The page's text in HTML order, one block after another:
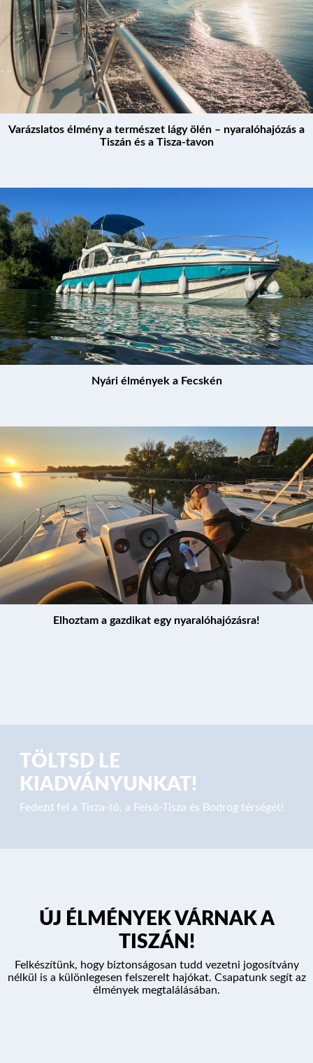
NYARALÓHAJÓZÁS
ÚTVONALAK
KÉRDÉSEK
PROGRAM
Varázslatos élmény a természet lágy ölén – nyaralóhajózás a
Tiszán és a Tisza-tavon
Nyári élmények a Fecskén
Elhoztam a gazdikat egy nyaralóhajózásra!
TÖLTSD LE
KIADVÁNYUNKAT!
Fedezd fel a Tisza-tó, a Felső-Tisza és Bodrog térségét!
ÚJ ÉLMÉNYEK VÁRNAK A
TISZÁN!
Felkészítünk, hogy biztonságosan tudd vezetni jogosítvány
nélkül is a különlegesen felszerelt hajókat. Csapatunk segít az
élmények megtalálásában.